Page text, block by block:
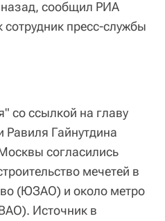
назад, сообщил РИА
пресс-службы
со ссылкой на главу
Равиля Гайнутдина
согласились
мечетей в
(ЮЗАО) и около метро
Источник в